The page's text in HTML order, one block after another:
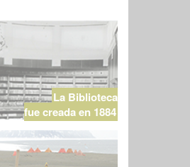
La Biblioteca
fue creada en 1884